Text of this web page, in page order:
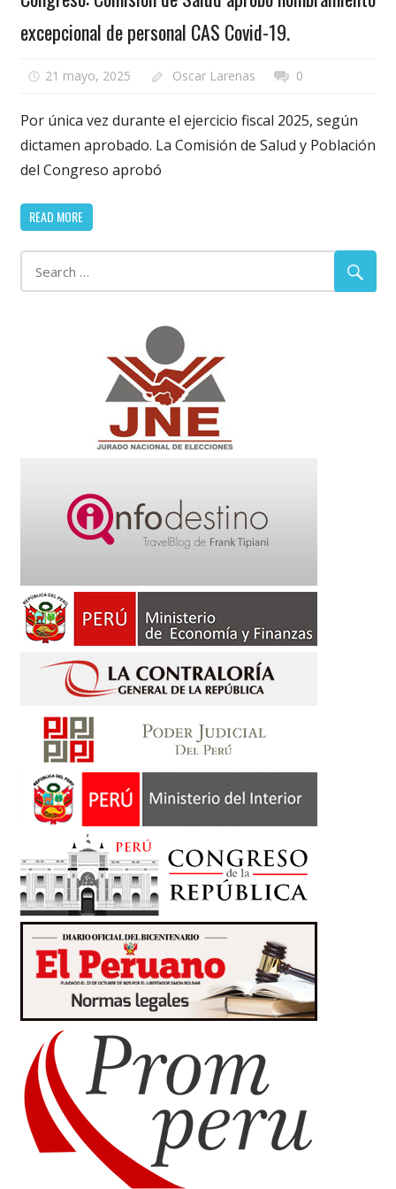
excepcional de personal CAS Covid-19.
21 mayo, 2025 Oscar Larenas 0
Por única vez durante el ejercicio fiscal 2025, según
dictamen aprobado. La Comisión de Salud y Población
del Congreso aprobó
READ MORE